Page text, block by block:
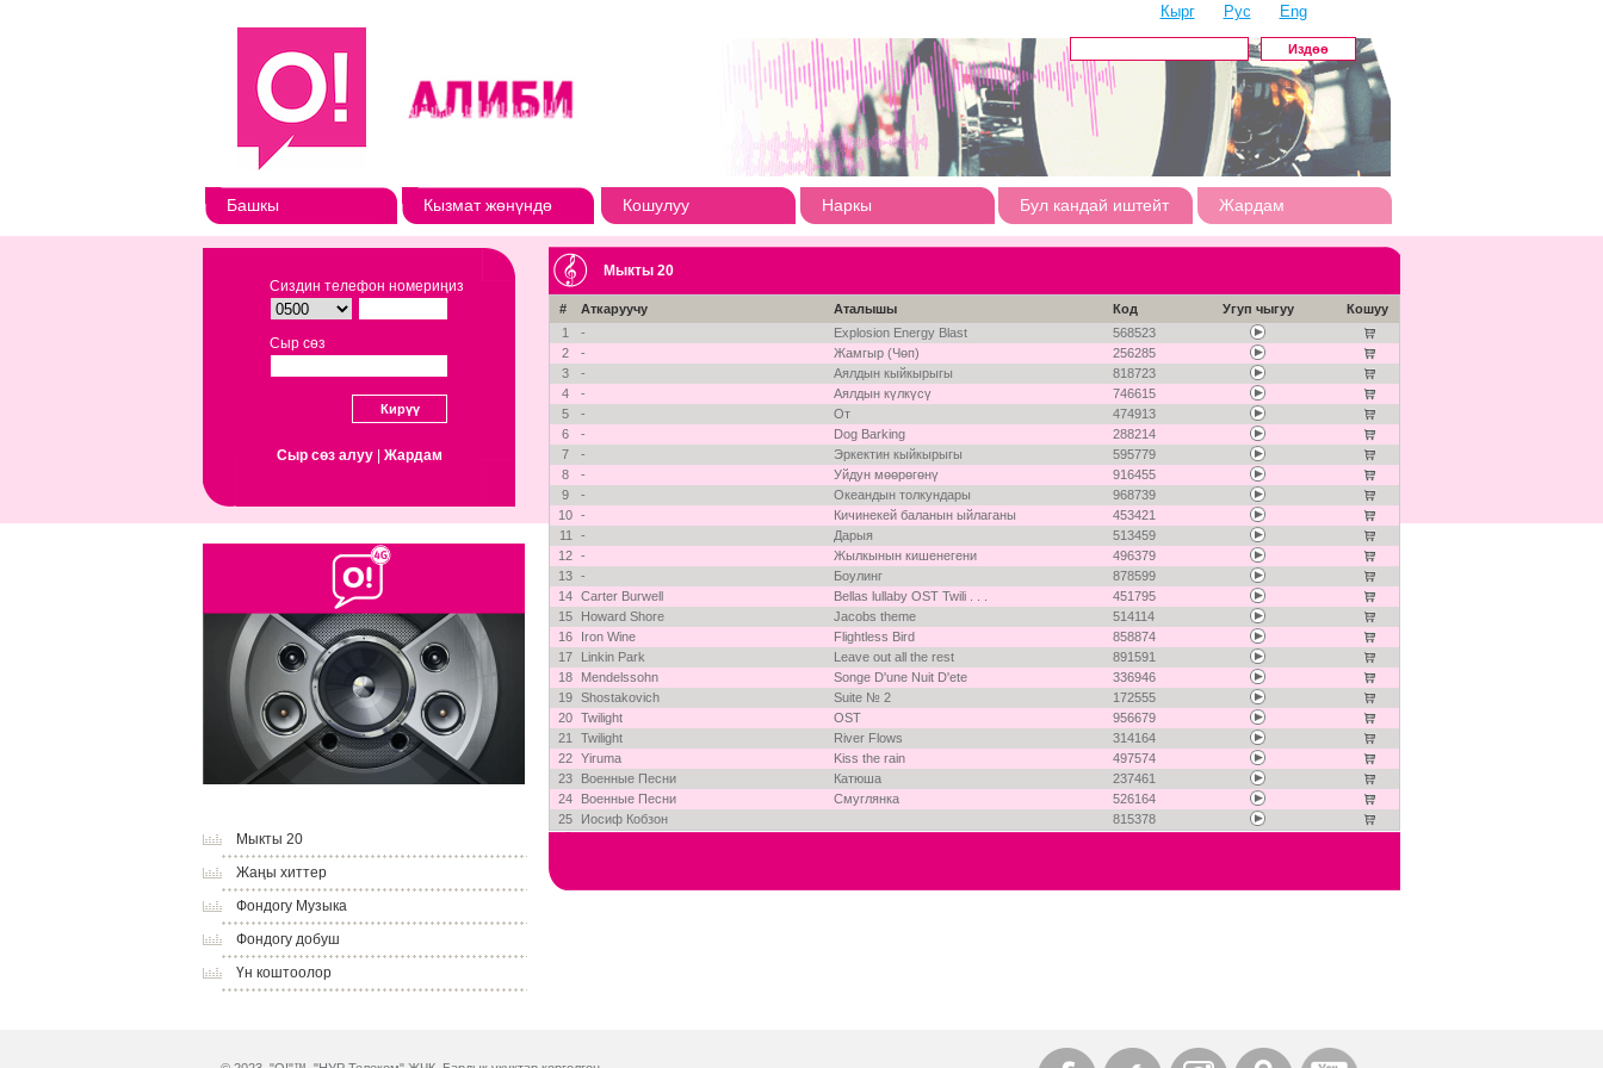
Кырг Рус Eng
Башкы Кызмат жөнүндө Кошулуу Наркы Бул кандай иштейт Жардам
Сиздин телефон номериңиз
Сыр сөз
Сыр сөз алуу| Жардам
Мыкты 20
Жаңы хиттер
Фондогу Музыка
Фондогу добуш
Үн коштоолор
Мыкты 20
# Аткаруучу Аталышы Код Угуп чыгуу
Кошуу
1
- Explosion Energy Blast
568523
2
- Жамгыр (Чөп)
256285
3
- Аялдын кыйкырыгы
818723
4
- Аялдын күлкүсү
746615
5
- От
474913
6
- Dog Barking
288214
7
- Эркектин кыйкырыгы
595779
8
- Уйдун мөөрөгөнү
916455
9
- Океандын толкундары
968739
10 - Кичинекей баланын ыйлаганы
453421
11
- Дарыя
513459
12 - Жылкынын кишенегени
496379
13 - Боулинг
878599
14 Carter Burwell Bellas lullaby OST Twili . . .
451795
15
Howard Shore Jacobs theme
514114
16
Iron Wine Flightless Bird
858874
17
Linkin Park Leave out all the rest
891591
18
Mendelssohn Songe D'une Nuit D'ete
336946
19 Shostakovich Suite № 2
172555
20 Twilight OST
956679
21
Twilight River Flows
314164
22 Yiruma Kiss the rain
497574
23
Военные Песни Катюша
237461
24
Военные Песни Смуглянка
526164
25
Иосиф Кобзон 815378